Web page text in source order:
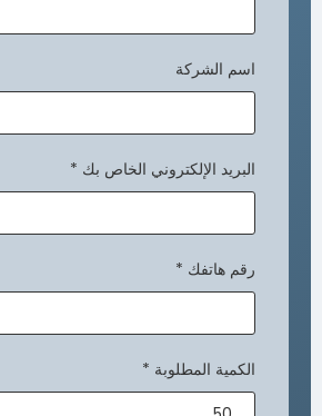
اسم الشركة
البريد الإلكتروني الخاص بك *
رقم هاتفك *
الكمية المطلوبة *